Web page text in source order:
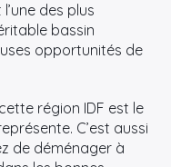
des plus
bassin
opportunités de
région IDF est le
C’est aussi
de déménager à